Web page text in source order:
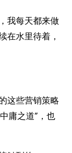
我每天都来做
在水里待着，
这些营销策略
庸之道”，也